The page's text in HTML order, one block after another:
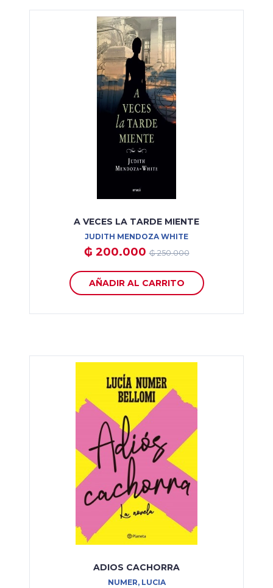
A VECES LA TARDE MIENTE
JUDITH MENDOZA WHITE
₲ 200.000₲ 250.000
AÑADIR AL CARRITO
ADIOS CACHORRA
NUMER, LUCIA